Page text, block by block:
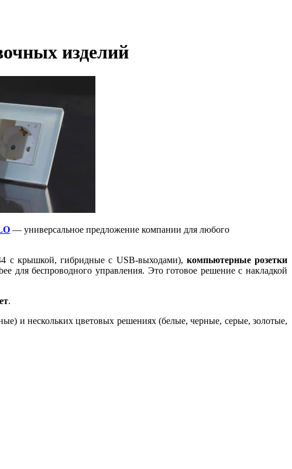
изделий
— универсальное предложение компании для любого
с крышкой, гибридные с USB-выходами), компьютерные розетки
для беспроводного управления. Это готовое решение с накладкой
.
и нескольких цветовых решениях (белые, черные, серые, золотые,